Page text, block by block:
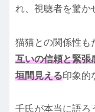
れ、視聴者を驚か
猫猫との関係性も
互いの信頼と緊張
垣間見える印象的
壬氏が本当に語ろ